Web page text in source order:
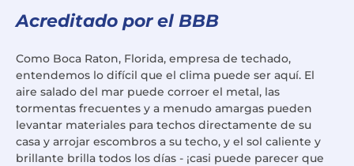
Acreditado por el BBB
Como Boca Raton, Florida, empresa de techado,
entendemos lo difícil que el clima puede ser aquí. El
aire salado del mar puede corroer el metal, las
tormentas frecuentes y a menudo amargas pueden
levantar materiales para techos directamente de su
casa y arrojar escombros a su techo, y el sol caliente y
brillante brilla todos los días - ¡casi puede parecer que